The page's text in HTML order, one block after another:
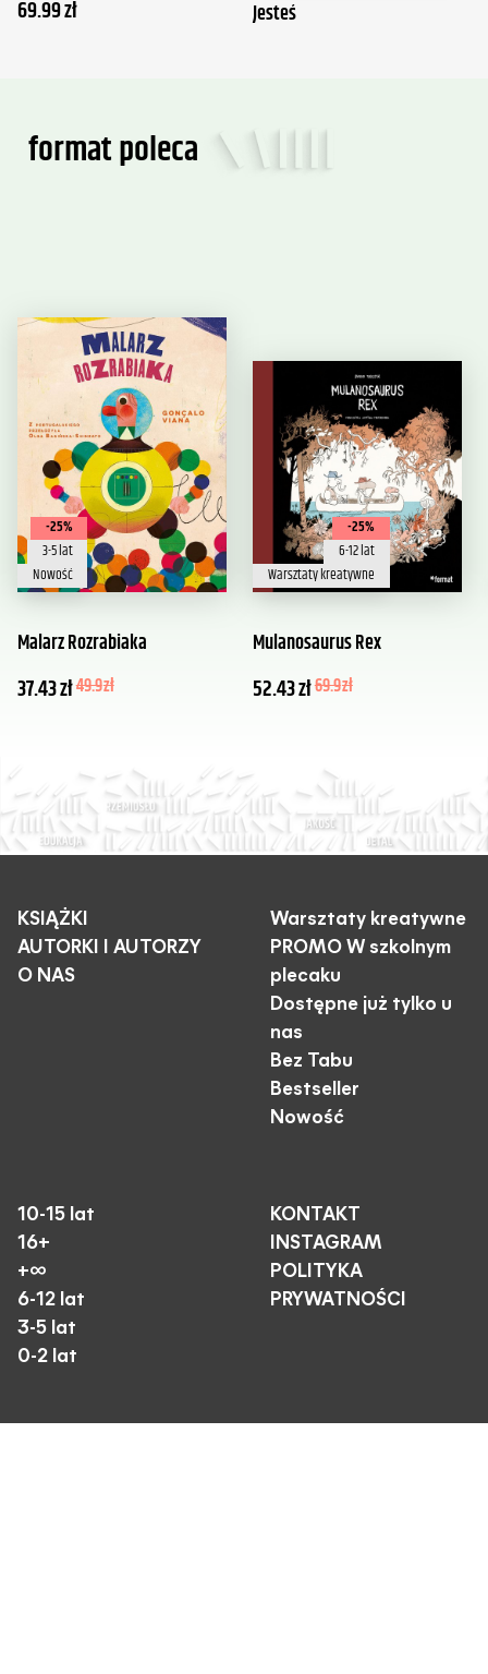
69.99zł Jesteś
format poleca
-25%
3-5 lat
Nowość
Malarz Rozrabiaka
37.43zł49.9zł
-25%
6-12 lat
Warsztaty kreatywne
Mulanosaurus Rex
52.43zł69.9zł
KSIĄŻKI
AUTORKI I AUTORZY
O NAS
Warsztaty kreatywne
PROMO W szkolnym
plecaku
Dostępne już tylko u
nas
Bez Tabu
Bestseller
Nowość
10-15 lat
16+
+∞
6-12 lat
3-5 lat
0-2 lat
KONTAKT
INSTAGRAM
POLITYKA
PRYWATNOŚCI